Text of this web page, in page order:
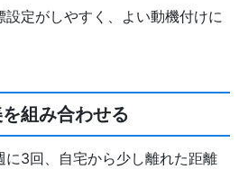
設定がしやすく、よい動機付けに
組み合わせる
に3回、自宅から少し離れた距離